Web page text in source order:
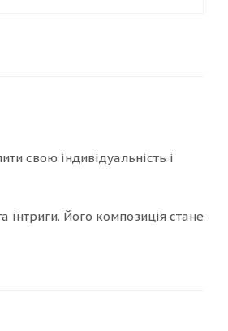
свою індивідуальність і
Його композиція стане